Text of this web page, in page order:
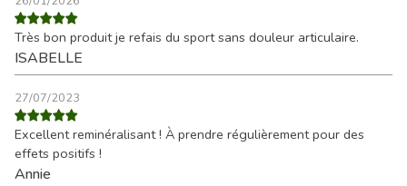
Très bon produit je refais du sport sans douleur articulaire.
ISABELLE
27/07/2023
Excellent reminéralisant ! À prendre régulièrement pour des
effets positifs !
Annie